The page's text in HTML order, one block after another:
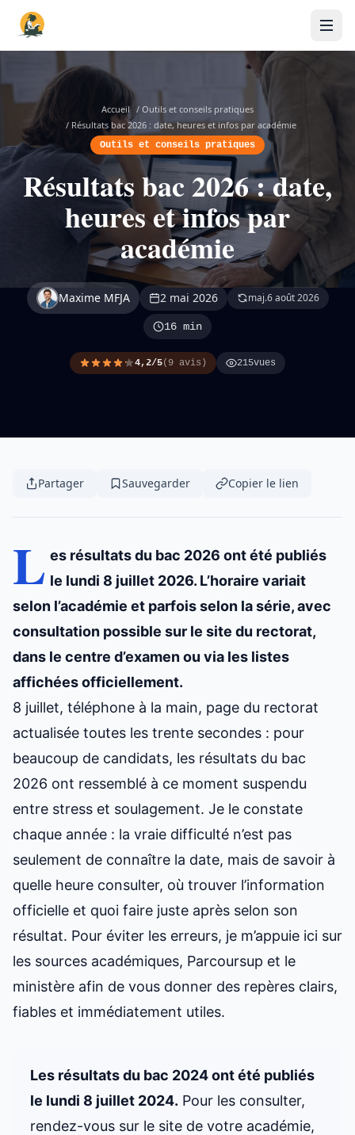
Accueil / Outils et conseils pratiques
/ Résultats bac 2026 : date, heures et infos par académie
Outils et conseils pratiques
Résultats bac 2026 : date,
heures et infos par
académie
Maxime MFJA 2 mai 2026 maj.6 août 2026
16 min
4,2/5(9 avis) 215vues
Partager Sauvegarder Copier le lien
L es résultats du bac 2026 ont été publiés
le lundi 8 juillet 2026. L’horaire variait
selon l’académie et parfois selon la série, avec
consultation possible sur le site du rectorat,
dans le centre d’examen ou via les listes
affichées officiellement.
8 juillet, téléphone à la main, page du rectorat
actualisée toutes les trente secondes : pour
beaucoup de candidats, les résultats du bac
2026 ont ressemblé à ce moment suspendu
entre stress et soulagement. Je le constate
chaque année : la vraie difficulté n’est pas
seulement de connaître la date, mais de savoir à
quelle heure consulter, où trouver l’information
officielle et quoi faire juste après selon son
résultat. Pour éviter les erreurs, je m’appuie ici sur
les sources académiques, Parcoursup et le
ministère afin de vous donner des repères clairs,
fiables et immédiatement utiles.
Les résultats du bac 2024 ont été publiés
le lundi 8 juillet 2024. Pour les consulter,
rendez-vous sur le site de votre académie,